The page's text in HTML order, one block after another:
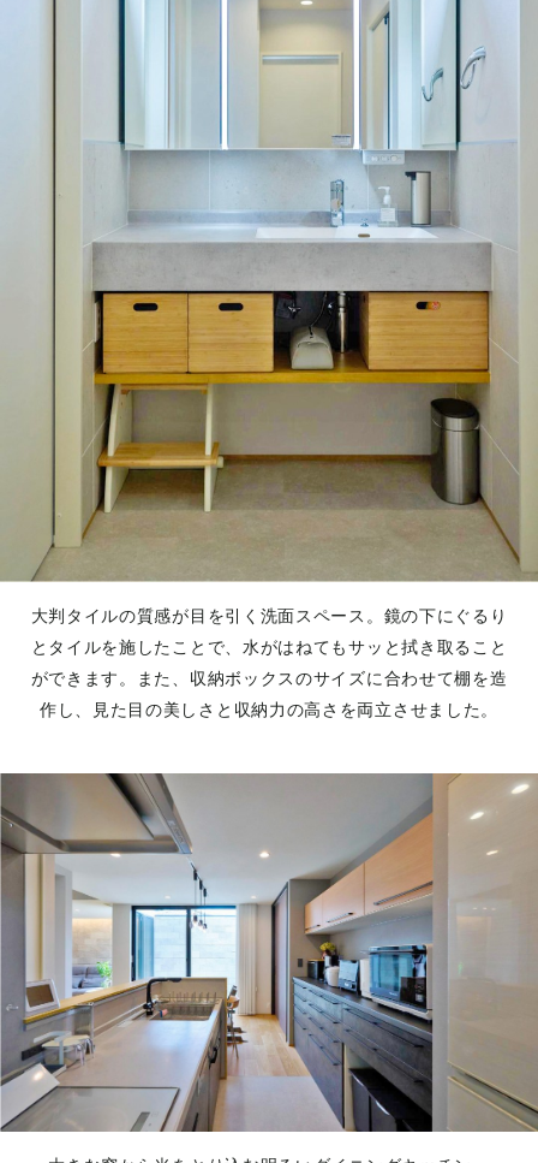
大判タイルの質感が目を引く洗面スペース。鏡の下にぐるり
とタイルを施したことで、水がはねてもサッと拭き取ること
ができます。また、収納ボックスのサイズに合わせて棚を造
作し、見た目の美しさと収納力の高さを両立させました。